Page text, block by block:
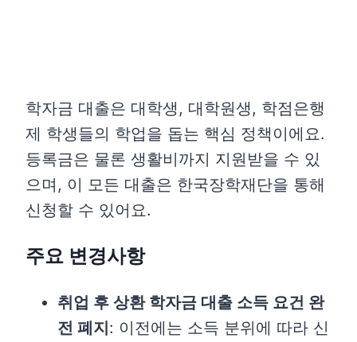
학자금 대출은 대학생, 대학원생, 학점은행
제 학생들의 학업을 돕는 핵심 정책이에요.
등록금은 물론 생활비까지 지원받을 수 있
으며, 이 모든 대출은 한국장학재단을 통해
신청할 수 있어요.
주요 변경사항
취업 후 상환 학자금 대출 소득 요건 완
전 폐지: 이전에는 소득 분위에 따라 신